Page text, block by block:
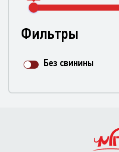
Фильтры
Без свинины